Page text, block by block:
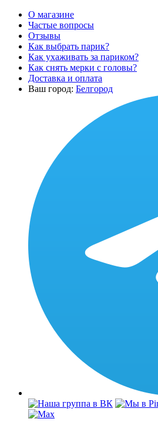
О магазине
Частые вопросы
Отзывы
Как выбрать парик?
Как ухаживать за париком?
Как снять мерки с головы?
Доставка и оплата
Ваш город: Белгород